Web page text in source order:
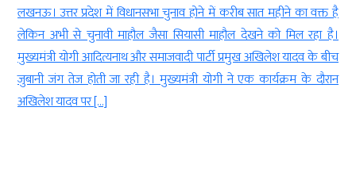
लखनऊ। उत्तर प्रदेश में विधानसभा चुनाव होने में करीब सात महीने का वक्त है
लेकिन अभी से चुनावी माहौल जैसा सियासी माहौल देखने को मिल रहा है।
मुख्यमंत्री योगी आदित्यनाथ और समाजवादी पार्टी प्रमुख अखिलेश यादव के बीच
जुबानी जंग तेज होती जा रही है। मुख्यमंत्री योगी ने एक कार्यक्रम के दौरान
अखिलेश यादव पर […]